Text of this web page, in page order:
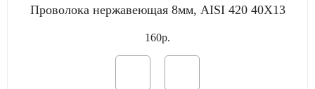
Проволока нержавеющая 8мм, AISI 420 40Х13
160р.